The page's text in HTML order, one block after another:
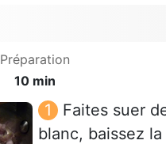
Préparation
10 min
Faites suer
blanc, baissez